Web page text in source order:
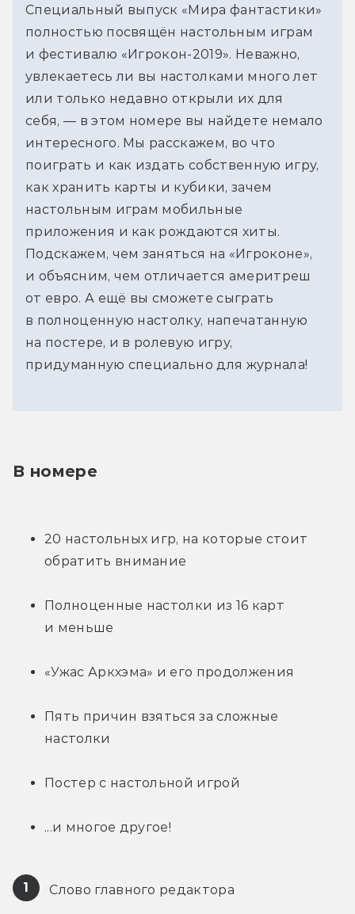
Специальный выпуск «Мира фантастики»
полностью посвящён настольным играм
и фестивалю «Игрокон-2019». Неважно,
увлекаетесь ли вы настолками много лет
или только недавно открыли их для
себя, — в этом номере вы найдете немало
интересного. Мы расскажем, во что
поиграть и как издать собственную игру,
как хранить карты и кубики, зачем
настольным играм мобильные
приложения и как рождаются хиты.
Подскажем, чем заняться на «Игроконе»,
и объясним, чем отличается америтреш
от евро. А ещё вы сможете сыграть
в полноценную настолку, напечатанную
на постере, и в ролевую игру,
придуманную специально для журнала!
В номере
20 настольных игр, на которые стоит
обратить внимание
Полноценные настолки из 16 карт
и меньше
«Ужас Аркхэма» и его продолжения
Пять причин взяться за сложные
настолки
Постер с настольной игрой
...и многое другое!
1 Слово главного редактора